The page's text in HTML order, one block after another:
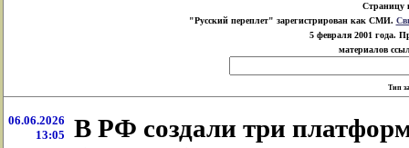
Страницу
"Русский переплет" зарегистрирован как СМИ.
5 февраля 2001 года.
материалов
Тип
06.06.2026
13:05
В РФ создали три